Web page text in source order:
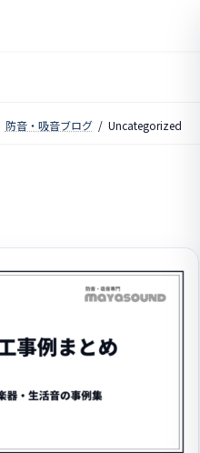
防音・吸音ブログ Uncategorized